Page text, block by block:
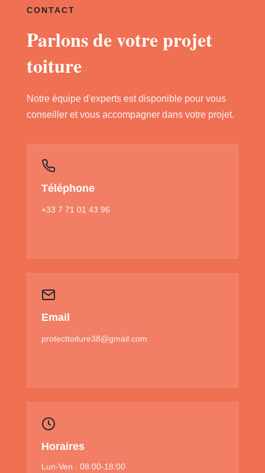
CONTACT
Parlons de votre projet
toiture
Notre équipe d'experts est disponible pour vous
conseiller et vous accompagner dans votre projet.
Téléphone
+33 7 71 01 43 96
Email
protecttoiture38@gmail.com
Horaires
Lun-Ven : 08:00-18:00